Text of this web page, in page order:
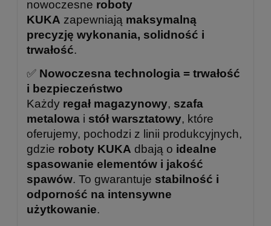
nowoczesne roboty
KUKA zapewniają maksymalną
precyzję wykonania, solidność i
trwałość.
✅ Nowoczesna technologia = trwałość
i bezpieczeństwo
Każdy regał magazynowy, szafa
metalowa i stół warsztatowy, które
oferujemy, pochodzi z linii produkcyjnych,
gdzie roboty KUKA dbają o idealne
spasowanie elementów i jakość
spawów. To gwarantuje stabilność i
odporność na intensywne
użytkowanie.